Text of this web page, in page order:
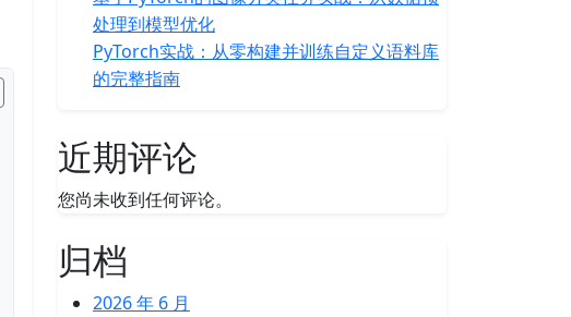
处理到模型优化
PyTorch实战：从零构建并训练自定义语料库
的完整指南
近期评论
您尚未收到任何评论。
归档
2026 年 6 月